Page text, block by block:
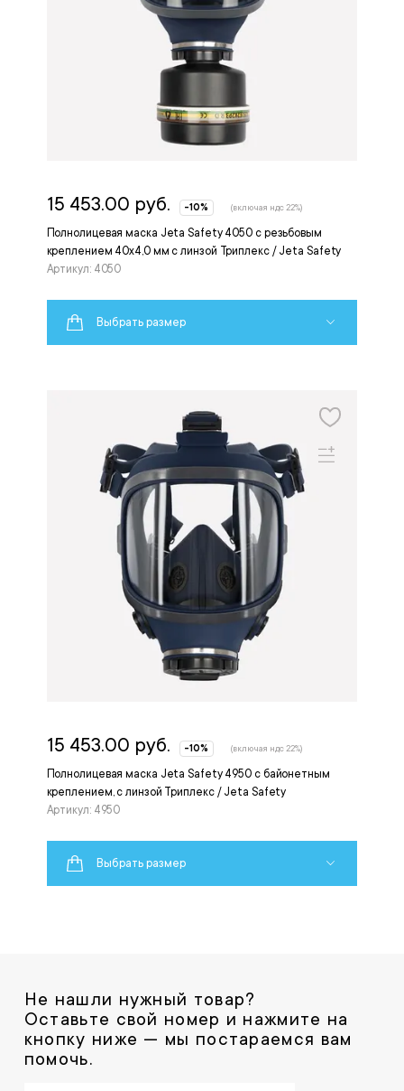
Полнолицевая маска Jeta Safety 4050 с резьбовым
креплением 40х4,0 мм с линзой Триплекс / Jeta Safety
Артикул: 4050
15 453.00 руб. -10% (включая ндс 22%)
Выбрать размер
Полнолицевая маска Jeta Safety 4950 с байонетным
креплением, с линзой Триплекс / Jeta Safety
Артикул: 4950
15 453.00 руб. -10% (включая ндс 22%)
Выбрать размер
Не нашли нужный товар?
Оставьте свой номер и нажмите на
кнопку ниже — мы постараемся вам
помочь.